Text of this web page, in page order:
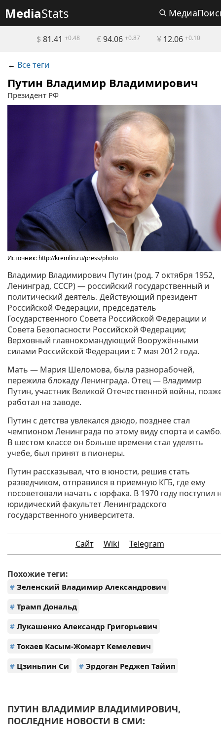
MediaStats
$ 81.41 +0.48 €94.06 +0.87 ¥ 12.06 +0.10
← Все теги
Путин Владимир Владимирович
Президент РФ
Источник: http://kremlin.ru/press/photo
Владимир Владимирович Путин (род. 7 октября 1952,
Ленинград, СССР) — российский государственный и
политический деятель. Действующий президент
Российской Федерации, председатель
Государственного Совета Российской Федерации и
Совета Безопасности Российской Федерации;
Верховный главнокомандующий Вооружёнными
силами Российской Федерации с 7 мая 2012 года.
Мать — Мария Шеломова, была разнорабочей,
пережила блокаду Ленинграда. Отец — Владимир
Путин, участник Великой Отечественной войны,
работал на заводе.
Путин с детства увлекался дзюдо, позднее стал
чемпионом Ленинграда по этому виду спорта и
В шестом классе он больше времени стал уделять
учебе, был принят в пионеры.
Путин рассказывал, что в юности, решив стать
разведчиком, отправился в приемную КГБ, где ему
посоветовали начать с юрфака. В 1970 году поступил
юридический факультет Ленинградского
государственного университета.
Сайт Wiki Telegram
Похожие теги:
# Зеленский Владимир Александрович
# Трамп Дональд
# Лукашенко Александр Григорьевич
# Токаев Касым-Жомарт Кемелевич
# Цзиньпин Си # Эрдоган Реджеп Тайип
ПУТИН ВЛАДИМИР ВЛАДИМИРОВИЧ,
ПОСЛЕДНИЕ НОВОСТИ В СМИ: